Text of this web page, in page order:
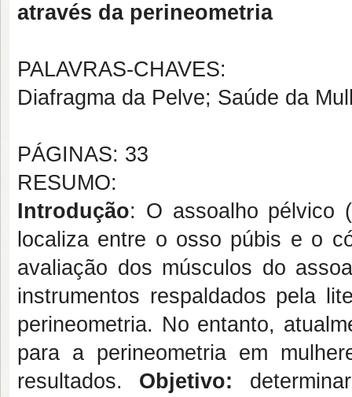
através da perineometria
PALAVRAS-CHAVES:
Diafragma da Pelve; Saúde da
PÁGINAS: 33
RESUMO:
Introdução: O assoalho pélvico
localiza entre o osso púbis e o
avaliação dos músculos do
instrumentos respaldados pela
perineometria. No entanto,
para a perineometria em
resultados. Objetivo: